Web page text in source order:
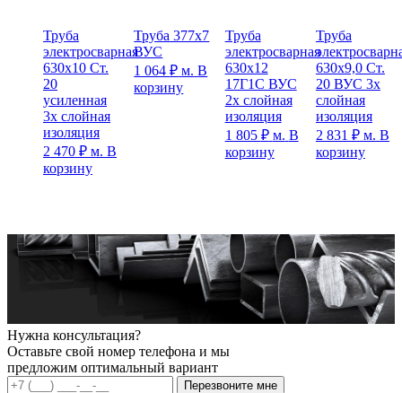
Труба
электросварная
630х10 Ст.
20
усиленная
3х слойная
изоляция
2 470 ₽ м. В
корзину
Труба 377х7
ВУС
1 064₽ м. В
корзину
Труба
электросварная
630х12
17Г1С ВУС
2х слойная
изоляция
1 805 ₽ м. В
корзину
Труба
630х9,0 Ст.
20 ВУС 3х
слойная
изоляция
2 831 ₽ м. В
корзину
Нужна консультация?
Оставьте свой номер телефона и мы
предложим оптимальный вариант
Перезвоните мне